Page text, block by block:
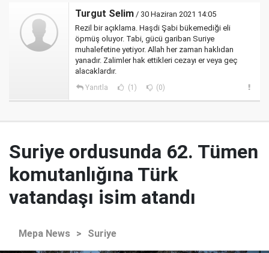
Turgut Selim / 30 Haziran 2021 14:05
Rezil bir açıklama. Haşdi Şabi bükemediği eli
öpmüş oluyor. Tabi, gücü gariban Suriye
muhalefetine yetiyor. Allah her zaman haklıdan
yanadır. Zalimler hak ettikleri cezayı er veya geç
alacaklardır.
Yanıtla (1) (0)
Suriye ordusunda 62. Tümen
komutanlığına Türk
vatandaşı isim atandı
Mepa News > Suriye